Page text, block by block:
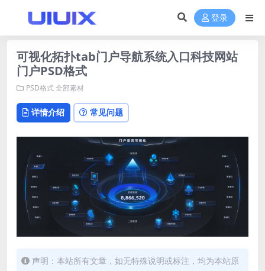
登录
可视化拓扑tab门户导航系统入口科技网站
门户PSD格式
PSD格式全部素材
详情介绍 常见问题
声明：本站所有文章，如无特殊说明或标注，均为本站原